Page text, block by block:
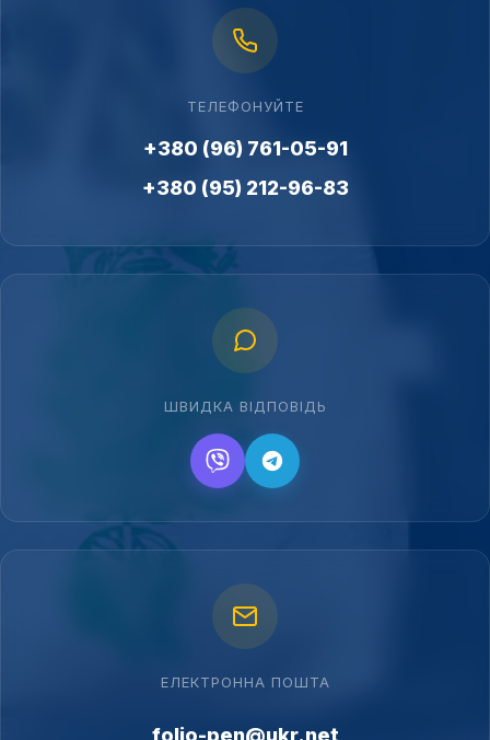
ТЕЛЕФОНУЙТЕ
+380 (96) 761-05-91
+380 (95) 212-96-83
ШВИДКА ВІДПОВІДЬ
ЕЛЕКТРОННА ПОШТА